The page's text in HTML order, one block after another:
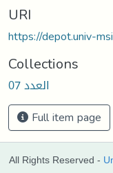
URI
https://depot.univ-
Collections
العدد 07
Full item page
All Rights Reserved -